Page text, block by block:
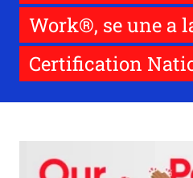
Work®, se une a
Certification